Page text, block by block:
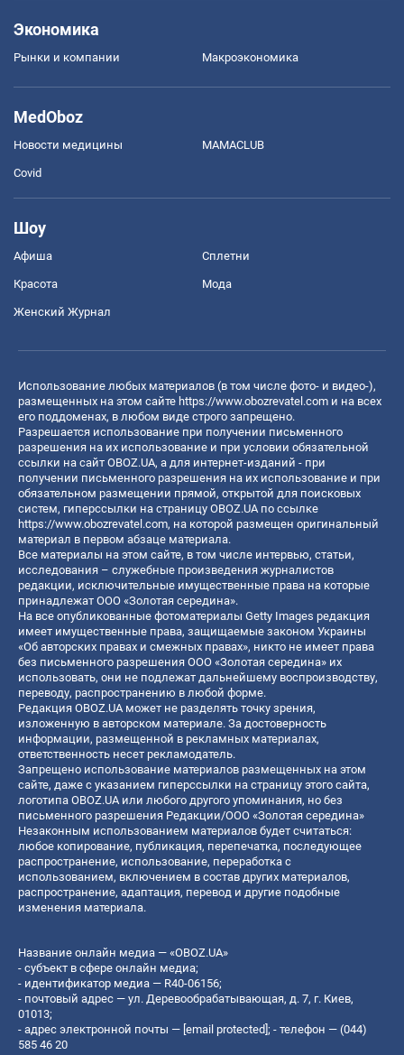
Экономика
Рынки и компании Mакроэкономика
MedOboz
Новости медицины MAMACLUB
Covid
Шоу
Афиша Сплетни
Красота Мода
Женский Журнал
Использование любых материалов (в том числе фото- и видео-),
размещенных на этом сайте https://www.obozrevatel.com и на всех
его поддоменах, в любом виде строго запрещено.
Разрешается использование при получении письменного
разрешения на их использование и при условии обязательной
ссылки на сайт OBOZ.UA, а для интернет-изданий - при
получении письменного разрешения на их использование и при
обязательном размещении прямой, открытой для поисковых
систем, гиперссылки на страницу OBOZ.UA по ссылке
https://www.obozrevatel.com, на которой размещен оригинальный
материал в первом абзаце материала.
Все материалы на этом сайте, в том числе интервью, статьи,
исследования – служебные произведения журналистов
редакции, исключительные имущественные права на которые
принадлежат ООО «Золотая середина».
На все опубликованные фотоматериалы Getty Images редакция
имеет имущественные права, защищаемые законом Украины
«Об авторских правах и смежных правах», никто не имеет права
без письменного разрешения ООО «Золотая середина» их
использовать, они не подлежат дальнейшему воспроизводству,
переводу, распространению в любой форме.
Редакция OBOZ.UA может не разделять точку зрения,
изложенную в авторском материале. За достоверность
информации, размещенной в рекламных материалах,
ответственность несет рекламодатель.
Запрещено использование материалов размещенных на этом
сайте, даже с указанием гиперссылки на страницу этого сайта,
логотипа OBOZ.UA или любого другого упоминания, но без
письменного разрешения Редакции/ООО «Золотая середина»
Незаконным использованием материалов будет считаться:
любое копирование, публикация, перепечатка, последующее
распространение, использование, переработка с
использованием, включением в состав других материалов,
распространение, адаптация, перевод и другие подобные
изменения материала.
Название онлайн медиа — «OBOZ.UA»
- субъект в сфере онлайн медиа;
- идентификатор медиа — R40-06156;
- почтовый адрес — ул. Деревообрабатывающая, д. 7, г. Киев,
01013;
- адрес электронной почты — [email protected] ; - телефон — (044)
585 46 20